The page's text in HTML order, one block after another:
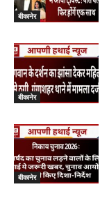
बीकानेर
बीकानेर
बीकानेर